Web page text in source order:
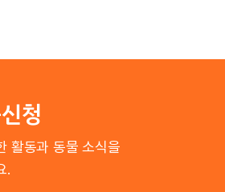
청
활동과 동물 소식을
.